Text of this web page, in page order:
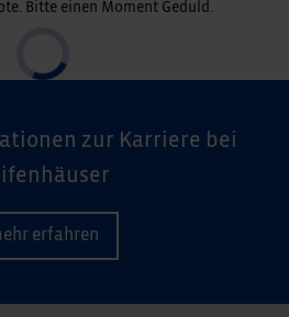
Bitte einen Moment Geduld.
zur Karriere bei
erfahren